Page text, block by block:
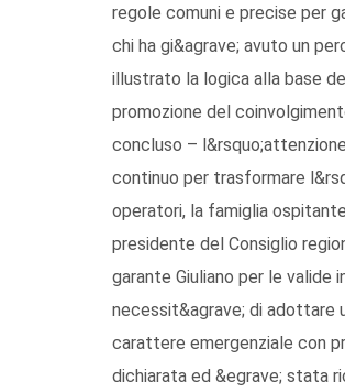
regole comuni e precise per
chi ha gi&agrave; avuto un
illustrato la logica alla base
promozione del
concluso –
continuo per trasformare
operatori, la famiglia
presidente del Consiglio
garante Giuliano per le
necessit&agrave; di adottare
carattere emergenziale con
dichiarata ed &egrave; stata